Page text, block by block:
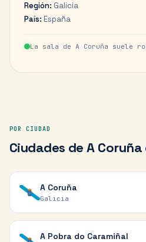
Región: Galicia
País: España
La sala de A Coruña suele
POR CIUDAD
Ciudades deA Coruña
A Coruña
Galicia
A Pobra do Caramiñal